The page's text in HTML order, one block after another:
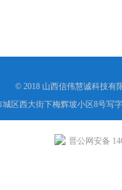
© 2018 山西信伟慧诚科技有
区西大街下梅辉坡小区8号写
晋公网安备